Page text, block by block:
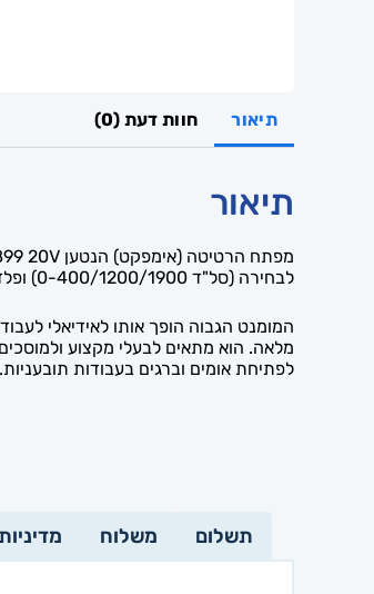
תיאור חוות דעת (0)
תיאור
לבחירה (סל"ד 0-400/1200/1900) ופלד של 0-2300, לשליטה מלאה בעבודה.
לפתיחת אומים וברגים בעבודות תובעניות.
תשלום משלוח